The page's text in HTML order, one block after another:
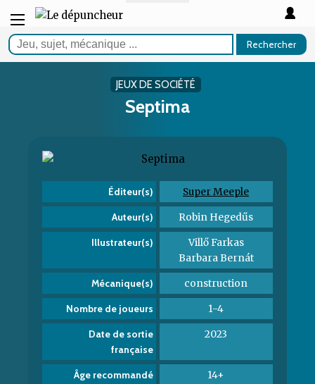
Rechercher
JEUX DE SOCIÉTÉ
Septima
Éditeur(s) Super Meeple
Auteur(s) Robin Hegedűs
Illustrateur(s)
Villő Farkas
Barbara Bernát
Mécanique(s) construction
Nombre de joueurs 1-4
Date de sortie
française
2023
Âge recommandé 14+